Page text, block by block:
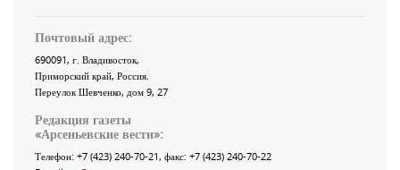
Почтовый адрес:
690091, г. Владивосток,
Приморский край, Россия
Переулок Шевченко, дом 9, 27
Редакция газеты
«Арсеньевские вести»:
Телефон: +7 (423) 240-70-21, факс: +7 (423) 240-70-22